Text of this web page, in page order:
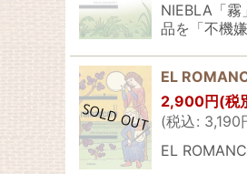
NIEBLA「
品を「不機
EL
2,900円(税
(税込: 3,190
EL